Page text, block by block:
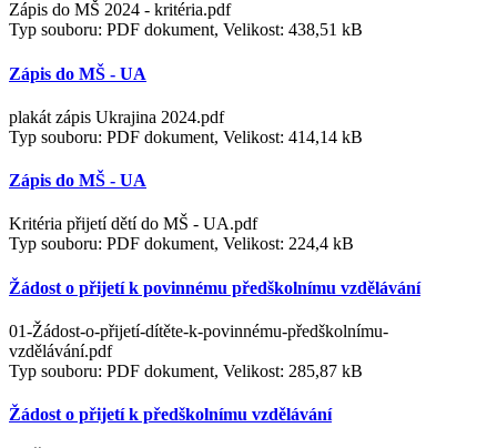
Zápis do MŠ 2024 - kritéria.pdf
Typ souboru: PDF dokument, Velikost: 438,51 kB
Zápis do MŠ - UA
plakát zápis Ukrajina 2024.pdf
Typ souboru: PDF dokument, Velikost: 414,14 kB
Zápis do MŠ - UA
Kritéria přijetí dětí do MŠ - UA.pdf
Typ souboru: PDF dokument, Velikost: 224,4 kB
Žádost o přijetí k povinnému předškolnímu vzdělávání
01-Žádost-o-přijetí-dítěte-k-povinnému-předškolnímu-
vzdělávání.pdf
Typ souboru: PDF dokument, Velikost: 285,87 kB
Žádost o přijetí k předškolnímu vzdělávání